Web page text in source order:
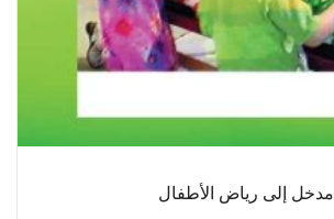
مدخل إلى رياض الأطفال